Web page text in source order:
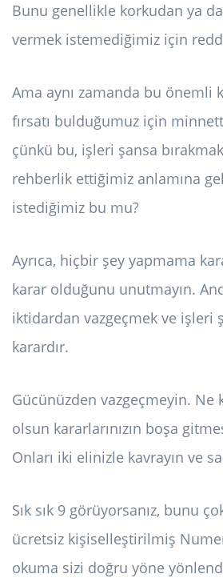
Bunu genellikle korkudan ya
vermek istemediğimiz için
Ama aynı zamanda bu önemli
fırsatı bulduğumuz için
çünkü bu, işleri şansa
rehberlik ettiğimiz anlamına
istediğimiz bu mu?
Ayrıca, hiçbir şey yapmama
karar olduğunu unutmayın.
iktidardan vazgeçmek ve işleri
karardır.
Gücünüzden vazgeçmeyin. Ne
olsun kararlarınızın boşa
Onları iki elinizle kavrayın ve
Sık sık 9 görüyorsanız, bunu
ücretsiz kişiselleştirilmiş
okuma sizi doğru yöne